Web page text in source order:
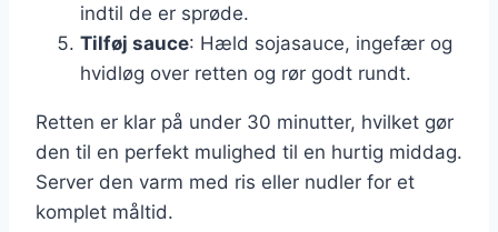
indtil de er sprøde.
Tilføj sauce: Hæld sojasauce, ingefær og
hvidløg over retten og rør godt rundt.
Retten er klar på under 30 minutter, hvilket gør
den til en perfekt mulighed til en hurtig middag.
Server den varm med ris eller nudler for et
komplet måltid.